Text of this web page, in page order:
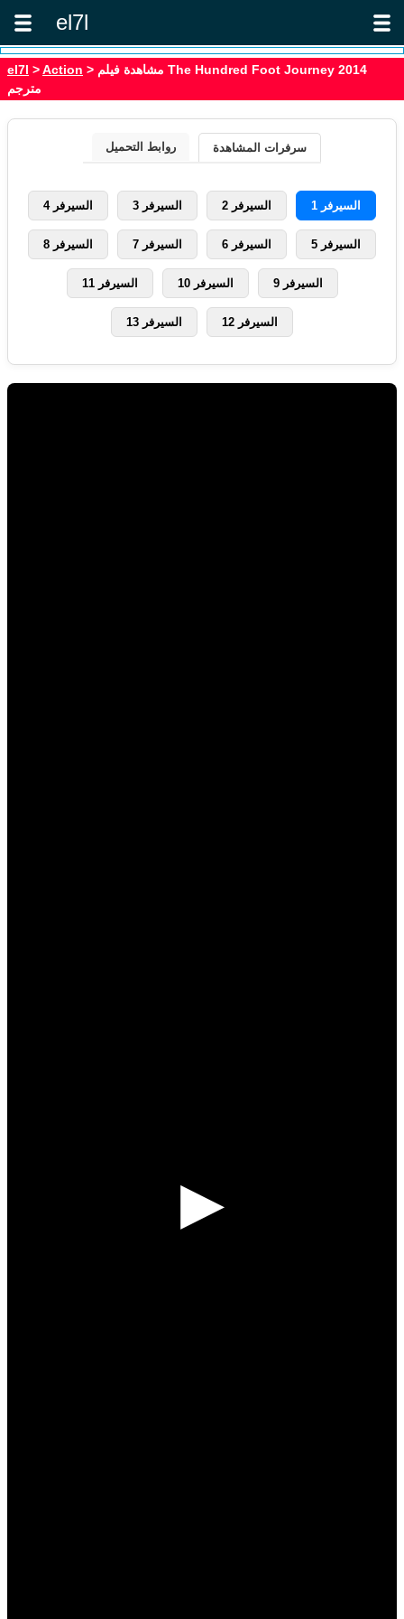
el7l
el7l >Action > مشاهدة فيلم The Hundred Foot Journey 2014
مترجم
سرفرات المشاهدة روابط التحميل
السيرفر 1 السيرفر 2 السيرفر 3 السيرفر 4
السيرفر 5 السيرفر 6 السيرفر 7 السيرفر 8
السيرفر 9 السيرفر 10 السيرفر 11
السيرفر 12 السيرفر 13